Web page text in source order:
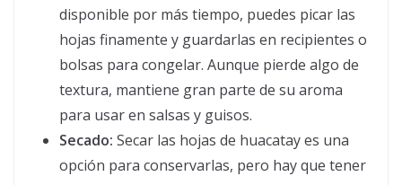
disponible por más tiempo, puedes picar las
hojas finamente y guardarlas en recipientes o
bolsas para congelar. Aunque pierde algo de
textura, mantiene gran parte de su aroma
para usar en salsas y guisos.
Secado: Secar las hojas de huacatay es una
opción para conservarlas, pero hay que tener